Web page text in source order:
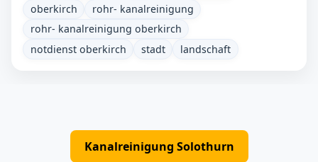
oberkirch
rohr- kanalreinigung
rohr- kanalreinigung oberkirch
notdienst oberkirch
stadt landschaft
Kanalreinigung Solothurn